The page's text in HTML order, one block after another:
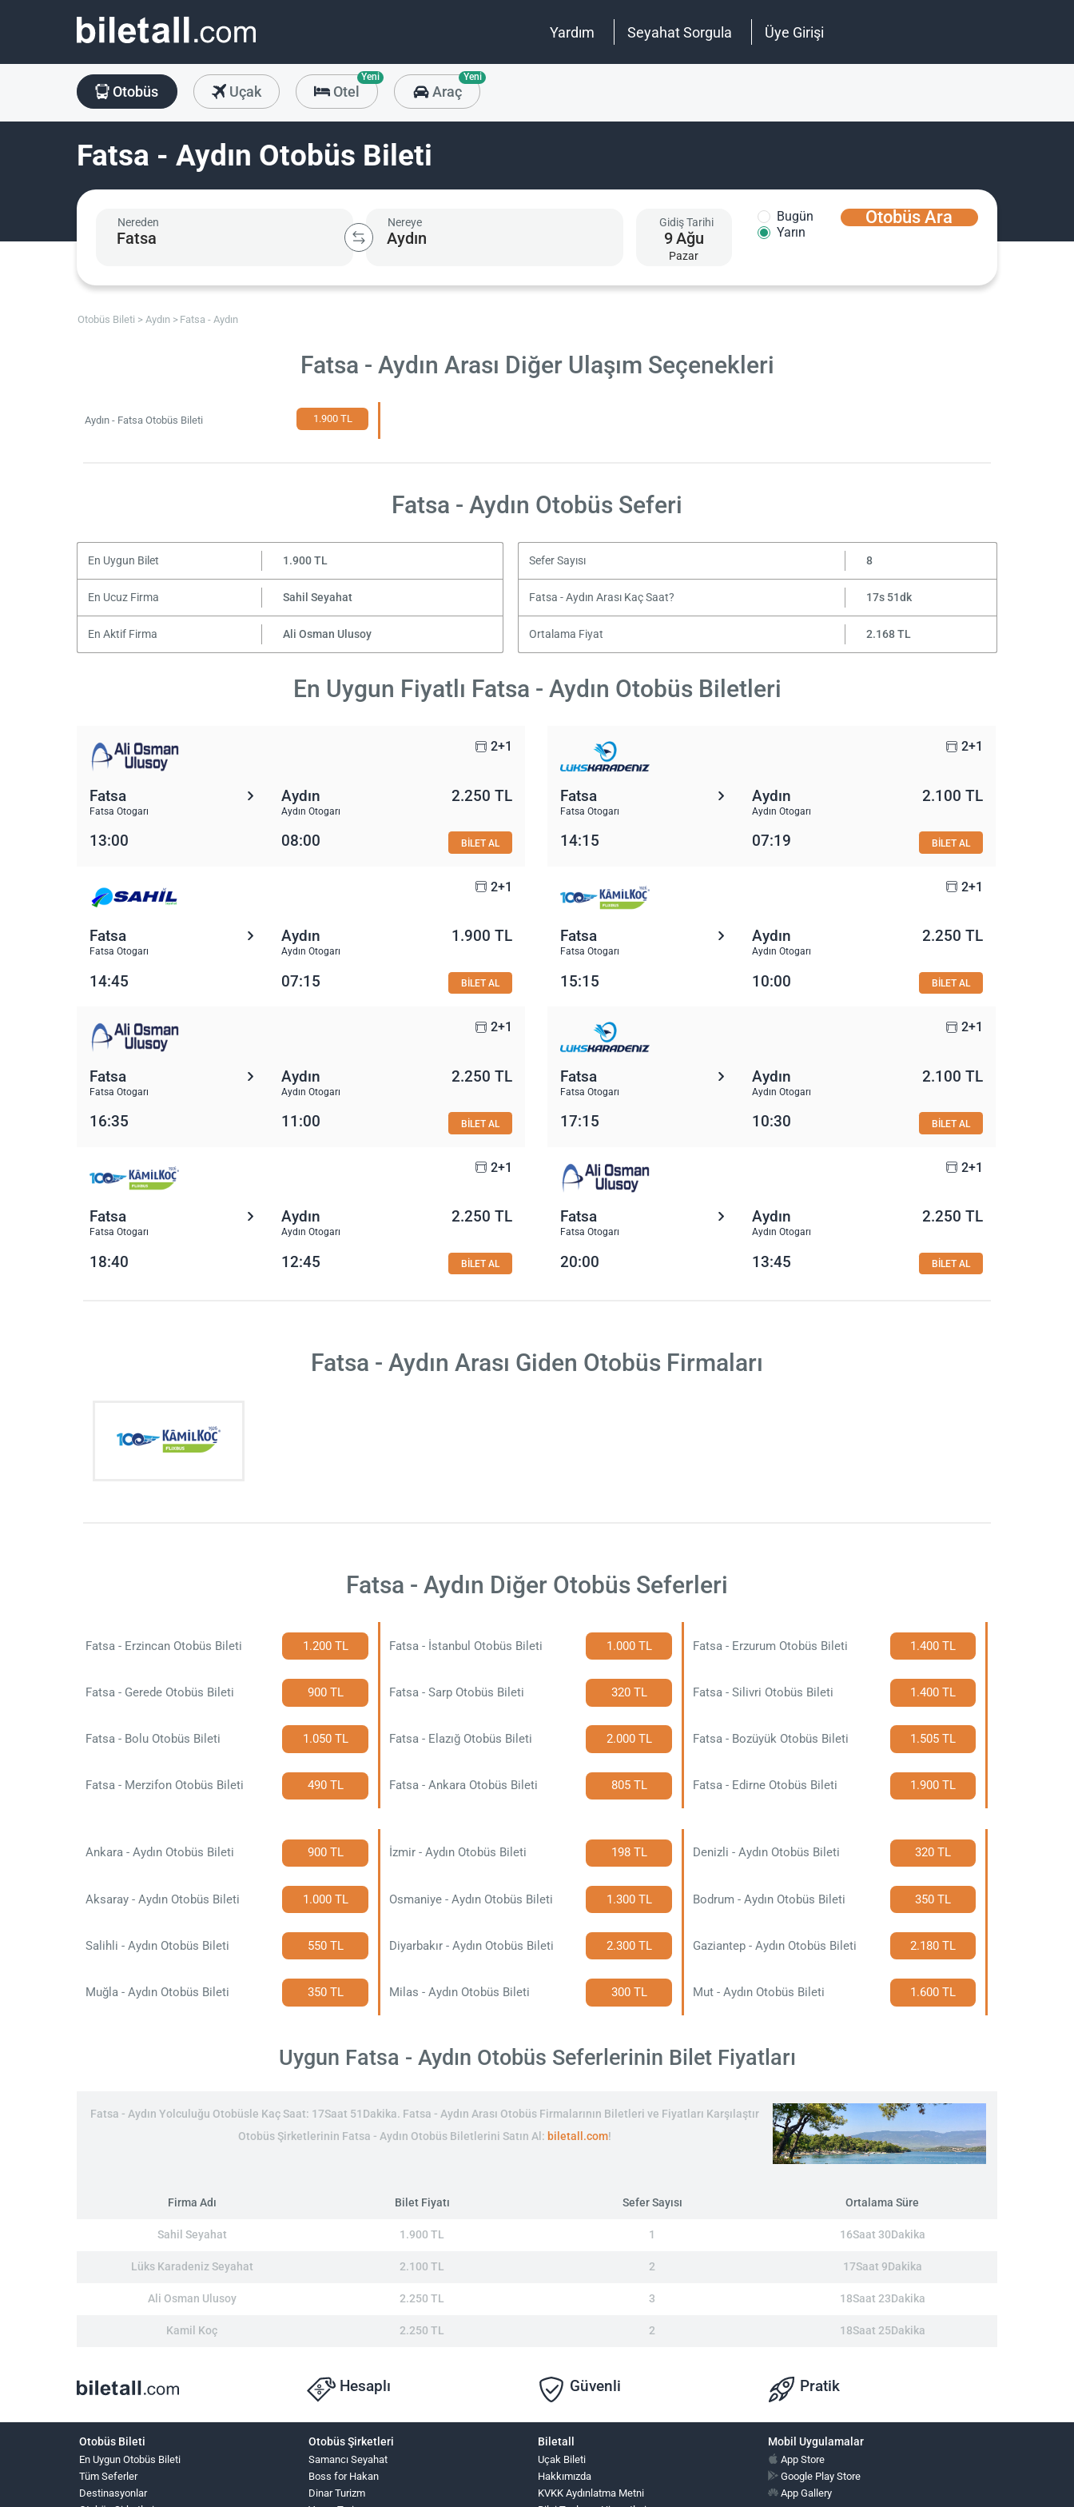
Yardım Seyahat Sorgula Üye Girişi
Otobüs Uçak Otel
Yeni
Araç
Yeni
Fatsa - Aydın Otobüs Bileti
Nereden Nereye Gidiş Tarihi
9Ağu
Pazar
Bugün
Yarın
Otobüs Ara
Otobüs Bileti Aydın Fatsa - Aydın
Fatsa - Aydın Arası Diğer Ulaşım Seçenekleri
Aydın - Fatsa Otobüs Bileti 1.900 TL
Fatsa - Aydın Otobüs Seferi
En Uygun Bilet 1.900 TL Sefer Sayısı 8
En Ucuz Firma Sahil Seyahat Fatsa - Aydın Arası Kaç Saat? 17s 51dk
En Aktif Firma Ali Osman Ulusoy Ortalama Fiyat 2.168 TL
En Uygun Fiyatlı Fatsa - Aydın Otobüs Biletleri
2+1
Fatsa
Fatsa Otogarı
Aydın
Aydın Otogarı
2.250 TL
13:00 08:00 BİLET AL
2+1
Fatsa
Fatsa Otogarı
Aydın
Aydın Otogarı
2.100 TL
14:15 07:19 BİLET AL
2+1
Fatsa
Fatsa Otogarı
Aydın
Aydın Otogarı
1.900 TL
14:45 07:15 BİLET AL
2+1
Fatsa
Fatsa Otogarı
Aydın
Aydın Otogarı
2.250 TL
15:15 10:00 BİLET AL
2+1
Fatsa
Fatsa Otogarı
Aydın
Aydın Otogarı
2.250 TL
16:35 11:00 BİLET AL
2+1
Fatsa
Fatsa Otogarı
Aydın
Aydın Otogarı
2.100 TL
17:15 10:30 BİLET AL
2+1
Fatsa
Fatsa Otogarı
Aydın
Aydın Otogarı
2.250 TL
18:40 12:45 BİLET AL
2+1
Fatsa
Fatsa Otogarı
Aydın
Aydın Otogarı
2.250 TL
20:00 13:45 BİLET AL
Fatsa - Aydın Arası Giden Otobüs Firmaları
Fatsa - Aydın Diğer Otobüs Seferleri
Fatsa - Erzincan Otobüs Bileti 1.200 TL Fatsa - İstanbul Otobüs Bileti 1.000 TL Fatsa - Erzurum Otobüs Bileti 1.400 TL
Fatsa - Gerede Otobüs Bileti 900 TL Fatsa - Sarp Otobüs Bileti 320 TL Fatsa - Silivri Otobüs Bileti 1.400 TL
Fatsa - Bolu Otobüs Bileti 1.050 TL Fatsa - Elazığ Otobüs Bileti 2.000 TL Fatsa - Bozüyük Otobüs Bileti 1.505 TL
Fatsa - Merzifon Otobüs Bileti 490 TL Fatsa - Ankara Otobüs Bileti 805 TL Fatsa - Edirne Otobüs Bileti 1.900 TL
Ankara - Aydın Otobüs Bileti 900 TL İzmir - Aydın Otobüs Bileti 198 TL Denizli - Aydın Otobüs Bileti 320 TL
Aksaray - Aydın Otobüs Bileti 1.000 TL Osmaniye - Aydın Otobüs Bileti 1.300 TL Bodrum - Aydın Otobüs Bileti 350 TL
Salihli - Aydın Otobüs Bileti 550 TL Diyarbakır - Aydın Otobüs Bileti 2.300 TL Gaziantep - Aydın Otobüs Bileti 2.180 TL
Muğla - Aydın Otobüs Bileti 350 TL Milas - Aydın Otobüs Bileti 300 TL Mut - Aydın Otobüs Bileti 1.600 TL
Uygun Fatsa - Aydın Otobüs Seferlerinin Bilet Fiyatları
Fatsa - Aydın Yolculuğu Otobüsle Kaç Saat: 17Saat 51Dakika. Fatsa - Aydın Arası Otobüs Firmalarının Biletleri ve Fiyatları Karşılaştır
Otobüs Şirketlerinin Fatsa - Aydın Otobüs Biletlerini Satın Al: biletall.com!
Firma Adı Bilet Fiyatı Sefer Sayısı Ortalama Süre
Sahil Seyahat 1.900 TL 1 16Saat 30Dakika
Lüks Karadeniz Seyahat 2.100 TL 2 17Saat 9Dakika
Ali Osman Ulusoy 2.250 TL 3 18Saat 23Dakika
Kamil Koç 2.250 TL 2 18Saat 25Dakika
Hesaplı Güvenli Pratik
Otobüs Bileti
En Uygun Otobüs Bileti
Tüm Seferler
Destinasyonlar
Otobüs Şirketleri
Samancı Seyahat
Boss for Hakan
Dinar Turizm
Biletall
Uçak Bileti
Hakkımızda
KVKK Aydınlatma Metni
Mobil Uygulamalar
App Store
Google Play Store
App Gallery